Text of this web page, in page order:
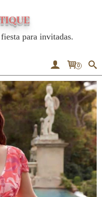
para invitadas.
0